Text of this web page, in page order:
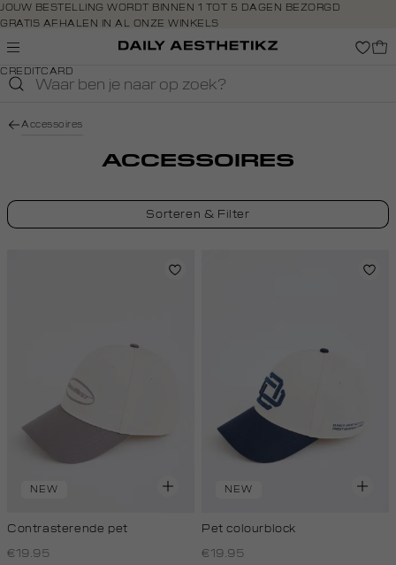
Navigeer
direct naar
de
Open de
direct
JOUW BESTELLING WORDT BINNEN 1 TOT 5 DAGEN BEZORGD
GRATIS AFHALEN IN AL ONZE WINKELS
GRATIS RETOURNEREN BINNEN 14 DAGEN IN DE WINKEL
BETAAL ZOALS JIJ WILT: O.A. BANCONTACT, RIVERTY, APPLE PAY &
CREDITCARD
Accessoires
ACCESSOIRES
Sorteren & Filter
NEW
Contrasterende pet
€19.95
NEW
Pet colourblock
€19.95